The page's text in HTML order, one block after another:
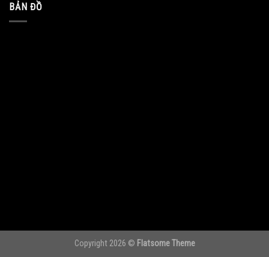
BẢN ĐỒ
Copyright 2026 © Flatsome Theme